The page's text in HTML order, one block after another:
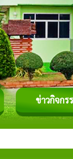
ข่าวกิจกร